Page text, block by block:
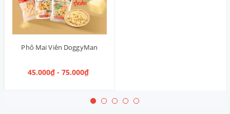
Phô Mai Viên DoggyMan
45.000₫ - 75.000₫